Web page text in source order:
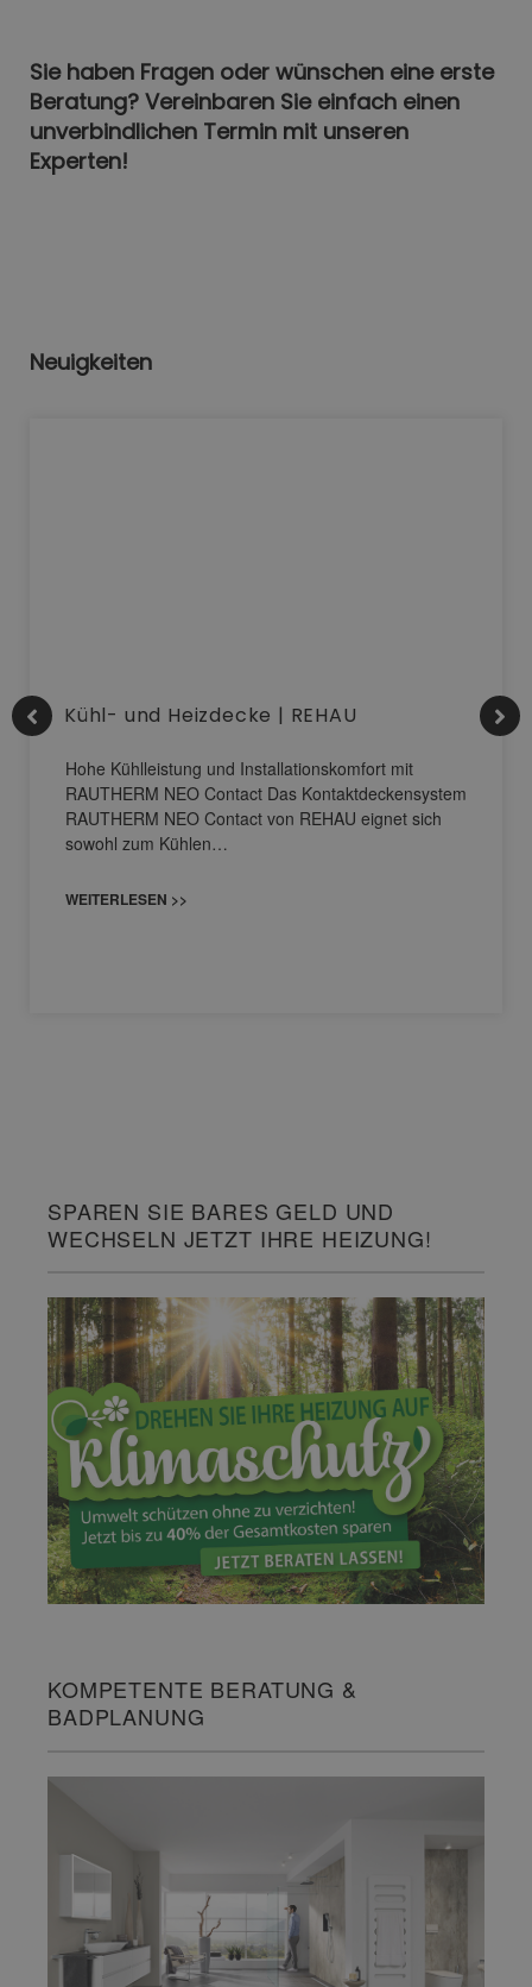
Sie haben Fragen oder wünschen eine erste
Beratung? Vereinbaren Sie einfach einen
unverbindlichen Termin mit unseren
Experten!
Neuigkeiten
Kühl- und Heizdecke | REHAU
Hohe Kühlleistung und Installationskomfort mit
RAUTHERM NEO Contact Das Kontaktdeckensystem
RAUTHERM NEO Contact von REHAU eignet sich
sowohl zum Kühlen…
WEITERLESEN >>
SPAREN SIE BARES GELD UND
WECHSELN JETZT IHRE HEIZUNG!
KOMPETENTE BERATUNG &
BADPLANUNG